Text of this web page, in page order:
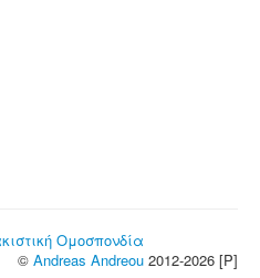
Ομοσπονδία
© Andreas Andreou 2012-2026 [P]